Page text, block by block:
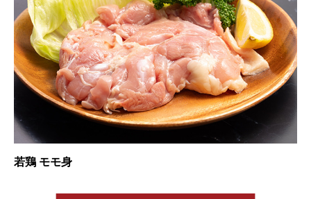
若鶏 モモ身